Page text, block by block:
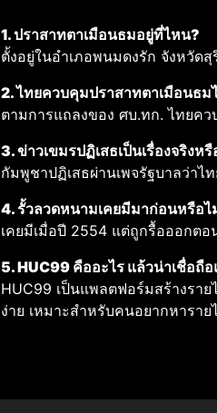
1. ปราสาทตาเมือนธมอยู่ที่ไหน?
ตั้งอยู่ในอำเภอพนมดงรัก จังหวัด
2. ไทยควบคุมปราสาทตาเมือนธม
ตามการแถลงของ ศบ.ทก. ไทยค
3. ข่าวเขมรปฏิเสธเป็นเรื่องจริงห
กัมพูชาปฏิเสธผ่านเพจรัฐบาลว่าไ
4. รั้วลวดหนามเคยมีมาก่อนหรือไ
เคยมีเมื่อปี 2554 แต่ถูกรื้อออกต
5. HUC99 คืออะไร แล้วน่าเชื่อถื
HUC99 เป็นแพลตฟอร์มสร้างรา
ง่าย เหมาะสำหรับคนอยากหาราย